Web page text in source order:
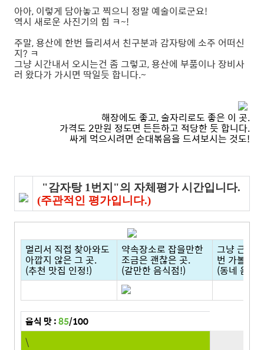
아아, 이렇게 담아놓고 찍으니 정말 예술이로군요!
역시 새로운 사진기의 힘 ㅋ~!
주말, 용산에 한번 들리셔서 친구분과 감자탕에 소주 어떠신
지? ㅋ
그냥 시간내서 오시는건 좀 그렇고, 용산에 부품이나 장비사
러 왔다가 가시면 딱일듯 합니다.~
해장에도 좋고, 술자리로도 좋은 이 곳.
가격도 2만원 정도면 든든하고 적당한 듯 합니다.
싸게 먹으시려면 순대볶음을 드셔보시는 것도!
"감자탕 1번지"의 자체평가 시간입니다.
(주관적인 평가입니다.)
멀리서 직접 찾아와도
아깝지 않은 그 곳.
(추천 맛집 인정!)
약속장소로 잡을만한
조금은 괜찮은 곳.
(갈만한 음식점!)
그냥 근처
번 가볼만
(동네 음식
음식 맛 :85/100
\